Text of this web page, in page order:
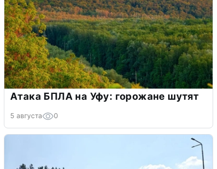
Атака БПЛА на Уфу: горожане шутят
5 августа 0